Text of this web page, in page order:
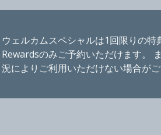
ウェルカムスペシャルは1回限りの特
Rewardsのみご予約いただけます。
況によりご利用いただけない場合がご